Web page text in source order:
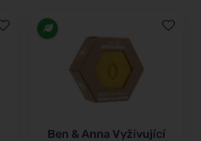
Ben & Anna Vyživující